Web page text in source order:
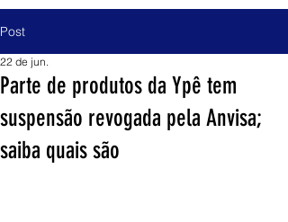
Post
Parte de produtos da Ypê tem
suspensão revogada pela Anvisa;
saiba quais são
22 de jun.